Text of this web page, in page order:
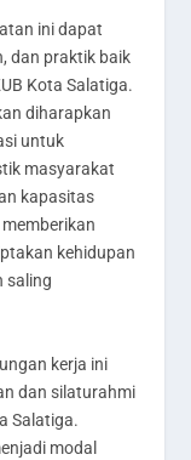
ini dapat
dan praktik baik
Kota Salatiga.
diharapkan
untuk
masyarakat
kapasitas
kehidupan
saling
kerja ini
dan silaturahmi
Salatiga.
modal